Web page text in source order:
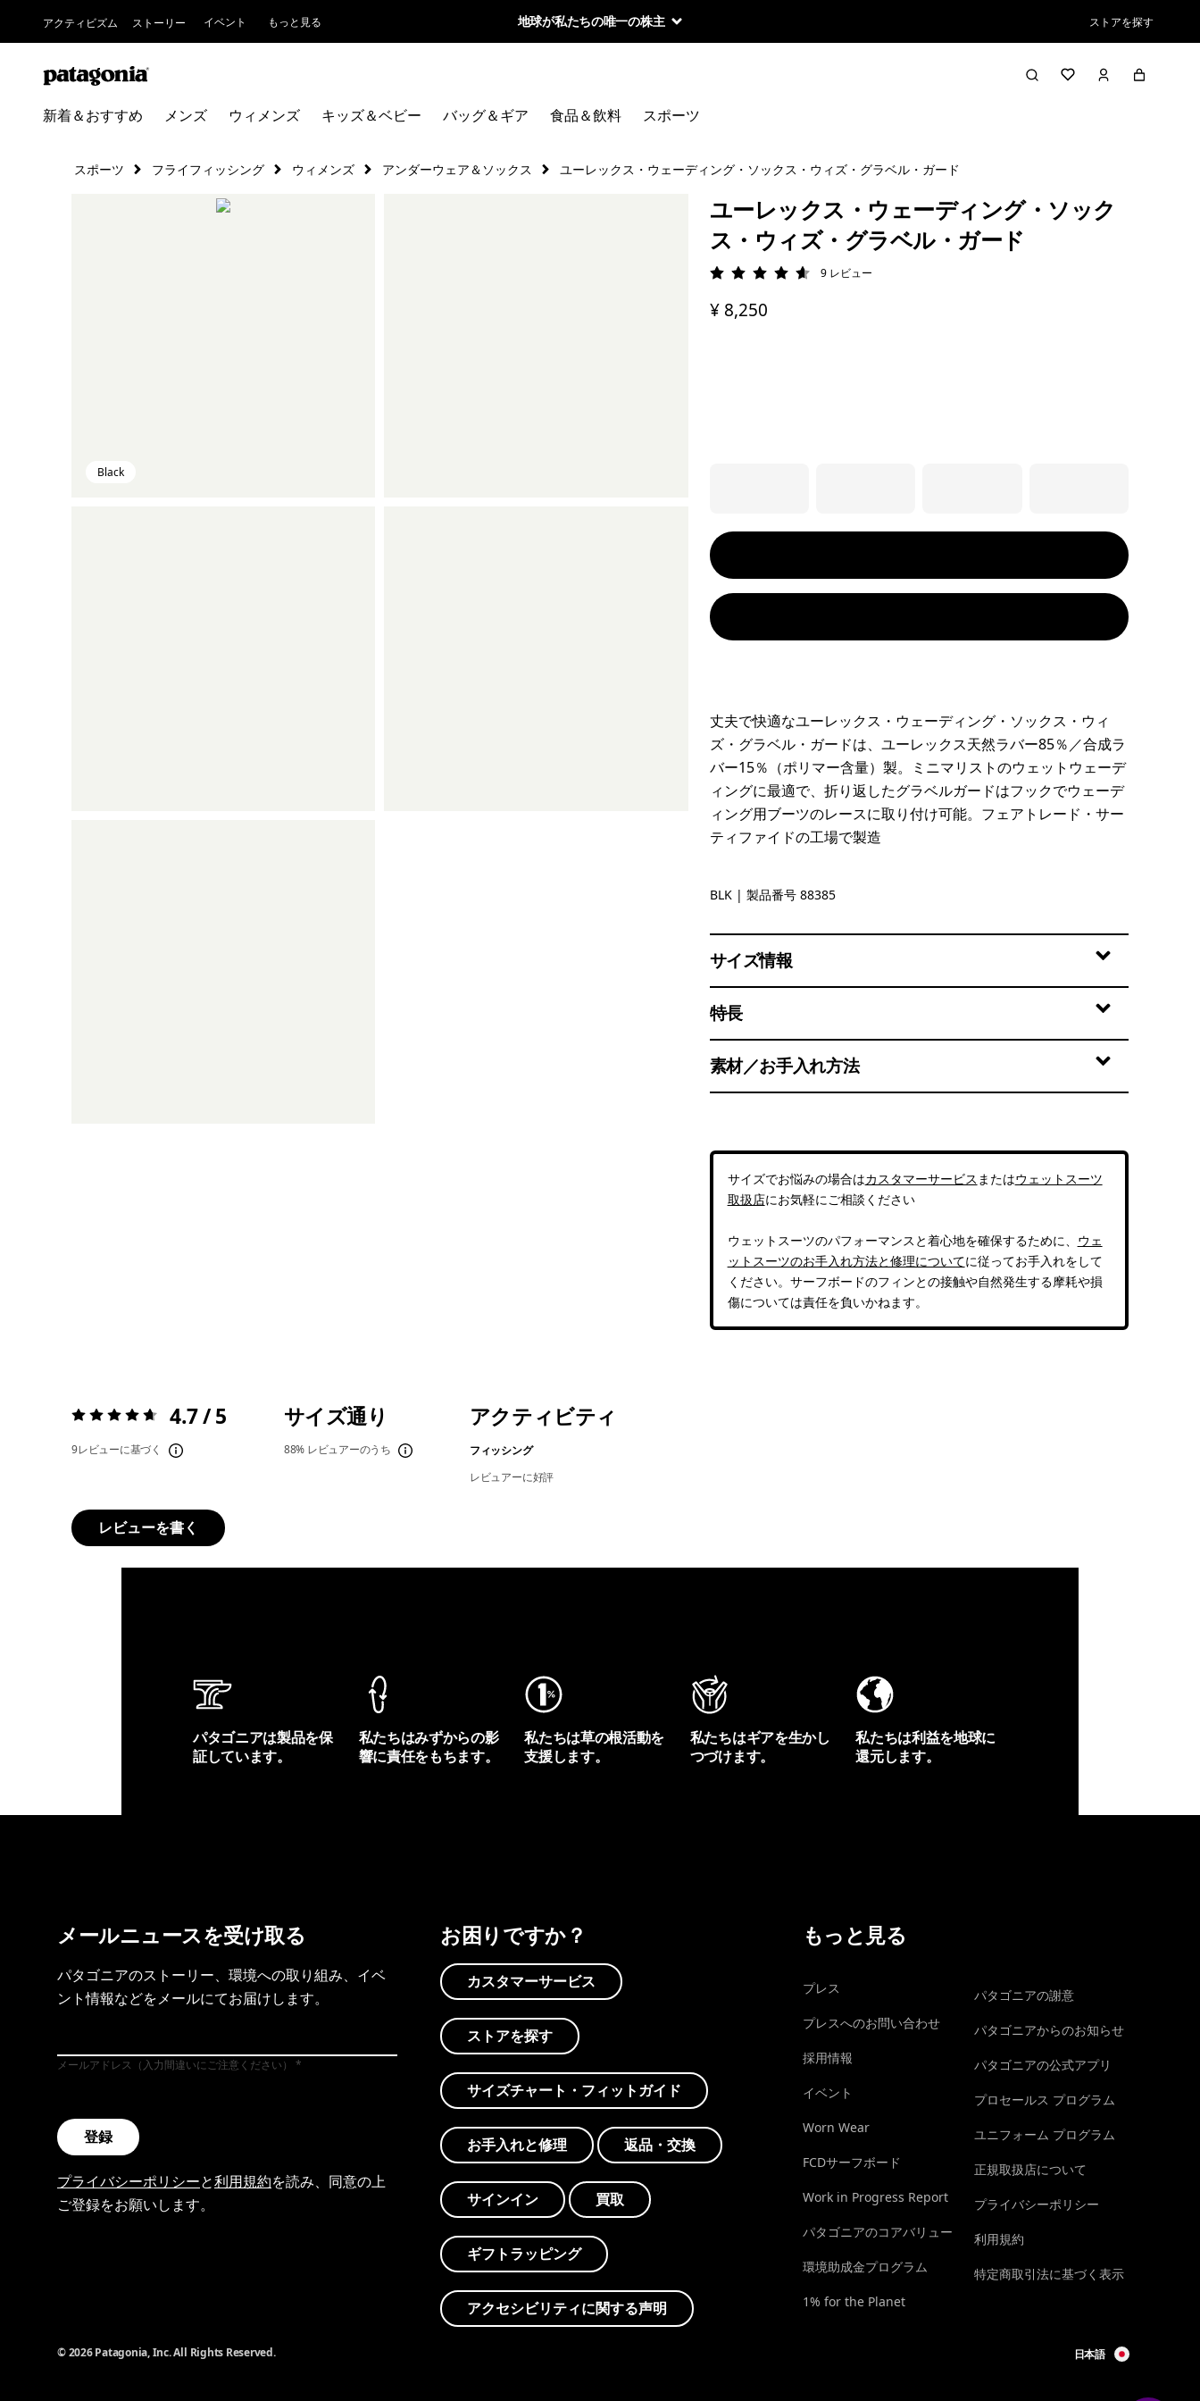
アクティビズム ストーリー イベント もっと見る 地球が私たちの唯一の株主 ストアを探す
新着＆おすすめ メンズ ウィメンズ キッズ＆ベビー バッグ＆ギア 食品＆飲料 スポーツ
スポーツ フライフィッシング ウィメンズ アンダーウェア＆ソックス ユーレックス・ウェーディング・ソックス・ウィズ・グラベル・ガード
Black
ユーレックス・ウェーディング・ソック
ス・ウィズ・グラベル・ガード
評価: 4.7 / 5
9 レビュー
¥ 8,250
丈夫で快適なユーレックス・ウェーディング・ソックス・ウィ
ズ・グラベル・ガードは、ユーレックス天然ラバー85％／合成ラ
バー15％（ポリマー含量）製。ミニマリストのウェットウェーデ
ィングに最適で、折り返したグラベルガードはフックでウェーデ
ィング用ブーツのレースに取り付け可能。フェアトレード・サー
ティファイドの工場で製造
Black
BLK | 製品番号 88385
サイズ情報
特長
素材／お手入れ方法
サイズでお悩みの場合はカスタマーサービス またはウェットスーツ
取扱店にお気軽にご相談ください
ウェットスーツのパフォーマンスと着心地を確保するために、 ウェ
ットスーツのお手入れ方法と修理についてに従ってお手入れをして
ください。サーフボードのフィンとの接触や自然発生する摩耗や損
傷については責任を負いかねます。
評価:4.7 / 5 4.7 / 5
9レビューに基づく
サイズ通り
88% レビュアーのうち
アクティビティ
フィッシング
レビュアーに好評
レビューを書く
パタゴニアは製品を保
証しています。
私たちはみずからの影
響に責任をもちます。
私たちは草の根活動を
支援します。
私たちはギアを生かし
つづけます。
私たちは利益を地球に
還元します。
メールニュースを受け取る
パタゴニアのストーリー、環境への取り組み、イベ
ント情報などをメールにてお届けします。
メールアドレス（入力間違いにご注意ください）
登録
プライバシーポリシーと利用規約を読み、同意の上
ご登録をお願いします。
お困りですか？
カスタマーサービス
ストアを探す
サイズチャート・フィットガイド
お手入れと修理 返品・交換
サインイン 買取
ギフトラッピング
アクセシビリティに関する声明
もっと見る
プレス
プレスへのお問い合わせ
採用情報
イベント
Worn Wear
FCDサーフボード
Work in Progress Report
パタゴニアのコアバリュー
環境助成金プログラム
1% for the Planet
パタゴニアの謝意
パタゴニアからのお知らせ
パタゴニアの公式アプリ
プロセールス プログラム
ユニフォーム プログラム
正規取扱店について
プライバシーポリシー
利用規約
特定商取引法に基づく表示
© 2026 Patagonia, Inc. All Rights Reserved. 日本語